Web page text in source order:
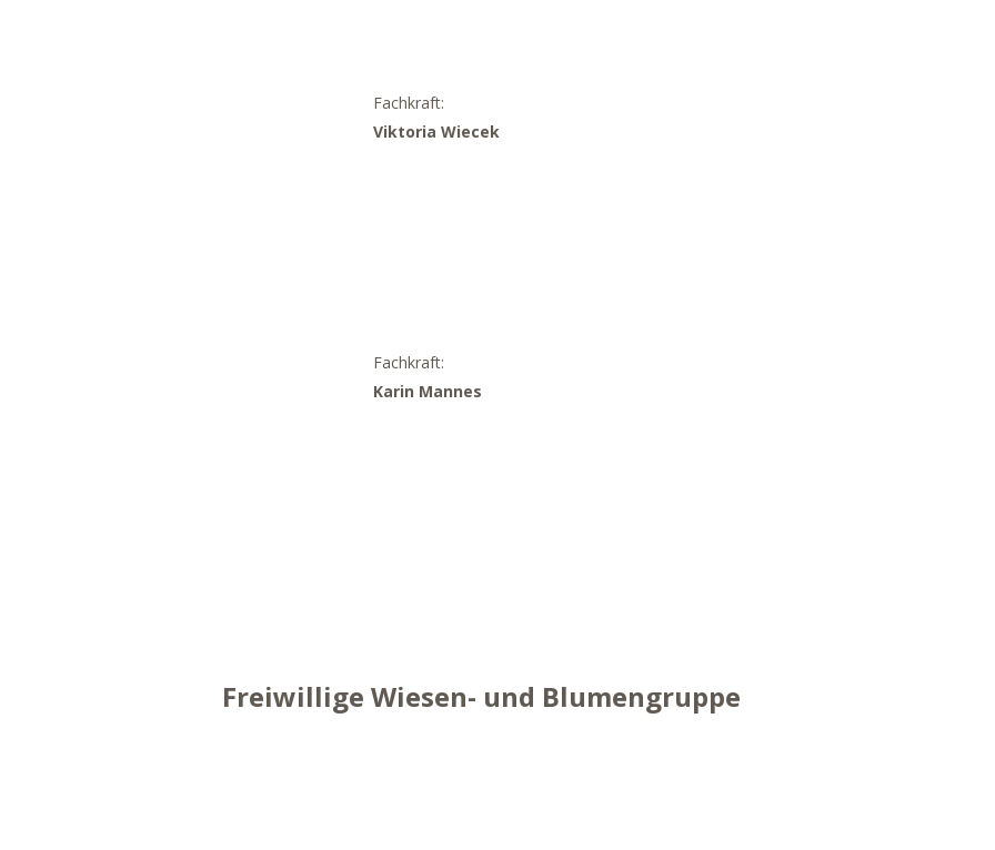
Fachkraft:
Viktoria Wiecek
Fachkraft:
Karin Mannes
Freiwillige Wiesen- und Blumengruppe